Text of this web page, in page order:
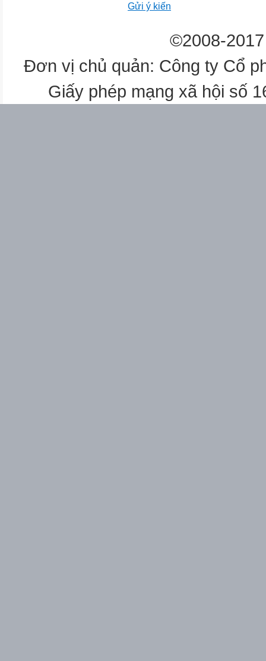
Gửi ý kiến
©2008-
Đơn vị chủ quản: Công ty Cổ
Giấy phép mạng xã hội số